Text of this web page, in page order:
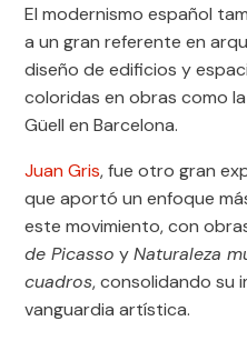
El modernismo español
a un gran referente en
diseño de edificios y
coloridas en obras como
Güell en Barcelona.
Juan Gris, fue otro gran
que aportó un enfoque
este movimiento, con
de Picasso yNaturaleza
cuadros, consolidando su
vanguardia artística.